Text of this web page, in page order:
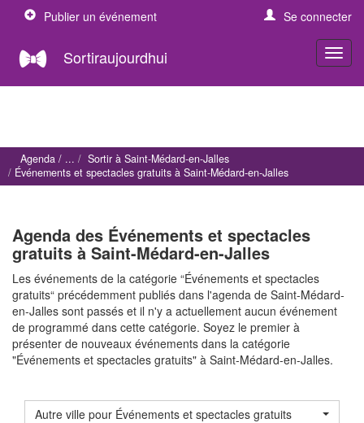
Publier un événement Se connecter
Sortiraujourdhui
Agenda
Sortir à Saint-Médard-en-Jalles
Événements et spectacles gratuits à Saint-Médard-en-Jalles
Agenda des Événements et spectacles
gratuits à Saint-Médard-en-Jalles
Les événements de la catégorie “Événements et spectacles
gratuits“ précédemment publiés dans l'agenda de Saint-Médard-
en-Jalles sont passés et il n'y a actuellement aucun événement
de programmé dans cette catégorie. Soyez le premier à
présenter de nouveaux événements dans la catégorie
"Événements et spectacles gratuits" à Saint-Médard-en-Jalles.
Autre ville pour Événements et spectacles gratuits